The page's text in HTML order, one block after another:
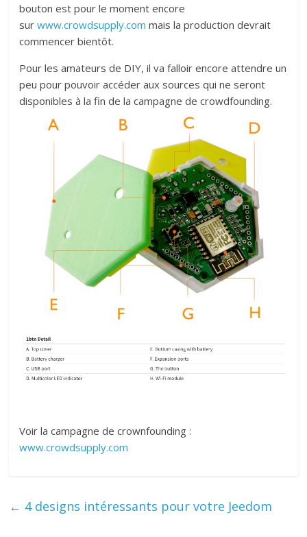
bouton est pour le moment encore
surwww.crowdsupply.com mais la production devrait
commencer bientôt.
Pour les amateurs de DIY, il va falloir encore attendre un
peu pour pouvoir accéder aux sources qui ne seront
disponibles à la fin de la campagne de crowdfounding.
Voir la campagne de crownfounding :
www.crowdsupply.com
← 4 designs intéressants pour votre Jeedom